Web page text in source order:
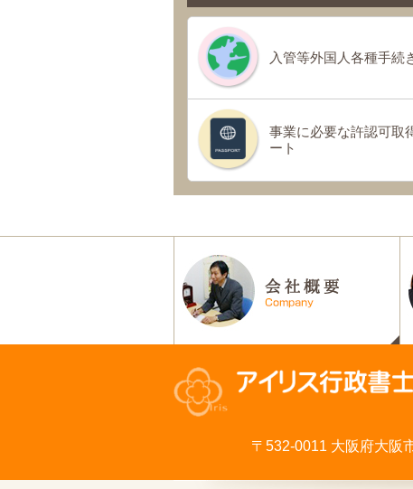
入管等外国人各種手続
事業に必要な許認可取
ート
〒532-0011 大阪府大阪